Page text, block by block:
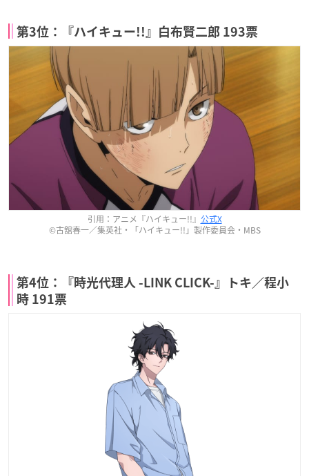
第3位：『ハイキュー!!』白布賢二郎 193票
引用：アニメ『ハイキュー!!』 公式X
©古舘春一／集英社・「ハイキュー!!」製作委員会・MBS
第4位：『時光代理人 -LINK CLICK-』トキ／程小
時 191票